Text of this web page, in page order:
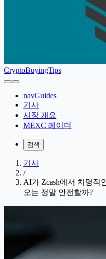
CryptoBuyingTips
navGuides
기사
시장 개요
MEXC 레이더
검색
기사
/
AI가 Zcash에서 치명적
오는 정말 안전할까?